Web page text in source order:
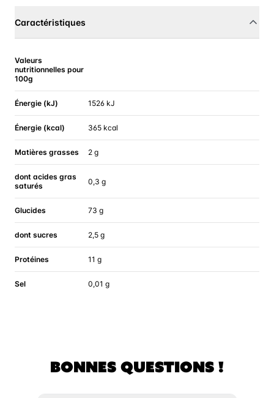
Caractéristiques
Valeurs
nutritionnelles pour
100g
Énergie (kJ) 1526 kJ
Énergie (kcal) 365 kcal
Matières grasses 2 g
dont acides gras
saturés
0,3 g
Glucides 73 g
dont sucres 2,5 g
Protéines 11 g
Sel 0,01 g
BONNES QUESTIONS !